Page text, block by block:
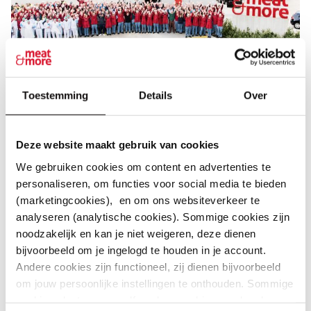
Toestemming Details Over
Deze website maakt gebruik van cookies
We gebruiken cookies om content en advertenties te
personaliseren, om functies voor social media te bieden
(marketingcookies), en om ons websiteverkeer te
analyseren (analytische cookies). Sommige cookies zijn
noodzakelijk en kan je niet weigeren, deze dienen
bijvoorbeeld om je ingelogd te houden in je account.
Andere cookies zijn functioneel, zij dienen bijvoorbeeld
om jouw persoonlijke instellingen te onthouden. Sommige
1.600 TOPPERS VAN MEDEWERKERS
Onze 1.600 toppers van medewerkers zorgen er samen
voor dat we zijn wie we zijn: een gedreven organisatie
waarbij eencollegiale sfeer , respect en een no-nonsense
mentaliteit evidente waarden zijn. Want als familiaal bedrijf
vinden we niet alleen gedrevenheid maar ook
mensgerichtheidbelangrijk.
Lees verder
JOBDAGEN & JOBBEURZEN